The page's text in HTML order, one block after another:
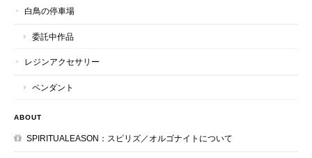
白鳥の停車場
委託中作品
レジンアクセサリー
ペンダント
ABOUT
SPIRITUALEASON：スピリズ／オルゴナイトについて